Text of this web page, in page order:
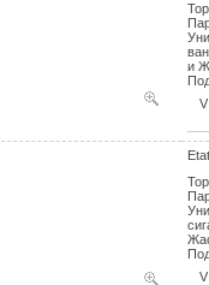
и
V
V